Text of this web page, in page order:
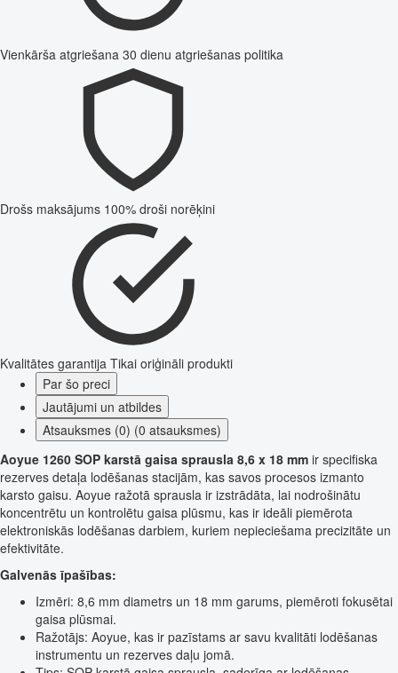
Vienkārša atgriešana 30 dienu atgriešanas politika
Drošs maksājums 100% droši norēķini
Kvalitātes garantija Tikai oriģināli produkti
Par šo preci
Jautājumi un atbildes
Atsauksmes (0) (0 atsauksmes)
Aoyue 1260 SOP karstā gaisa sprausla 8,6 x 18 mm ir specifiska
rezerves detaļa lodēšanas stacijām, kas savos procesos izmanto
karsto gaisu. Aoyue ražotā sprausla ir izstrādāta, lai nodrošinātu
koncentrētu un kontrolētu gaisa plūsmu, kas ir ideāli piemērota
elektroniskās lodēšanas darbiem, kuriem nepieciešama precizitāte un
efektivitāte.
Galvenās īpašības:
Izmēri: 8,6 mm diametrs un 18 mm garums, piemēroti fokusētai
gaisa plūsmai.
Ražotājs: Aoyue, kas ir pazīstams ar savu kvalitāti lodēšanas
instrumentu un rezerves daļu jomā.